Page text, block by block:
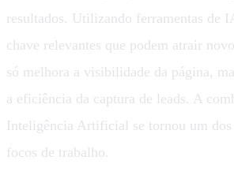
resultados. Utilizando ferramentas de
chave relevantes que podem atrair
só melhora a visibilidade da página,
a eficiência da captura de leads. A
Inteligência Artificial se tornou um
focos de trabalho.